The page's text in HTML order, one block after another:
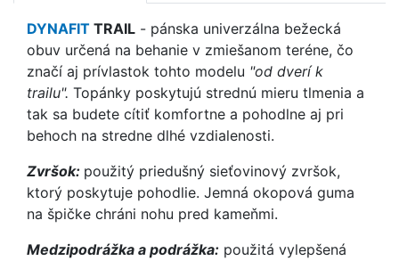
DYNAFIT TRAIL - pánska univerzálna bežecká
obuv určená na behanie v zmiešanom teréne, čo
značí aj prívlastok tohto modelu "od dverí k
trailu". Topánky poskytujú strednú mieru tlmenia a
tak sa budete cítiť komfortne a pohodlne aj pri
behoch na stredne dlhé vzdialenosti.
Zvršok: použitý priedušný sieťovinový zvršok,
ktorý poskytuje pohodlie. Jemná okopová guma
na špičke chráni nohu pred kameňmi.
Medzipodrážka a podrážka: použitá vylepšená